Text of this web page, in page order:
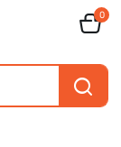
0